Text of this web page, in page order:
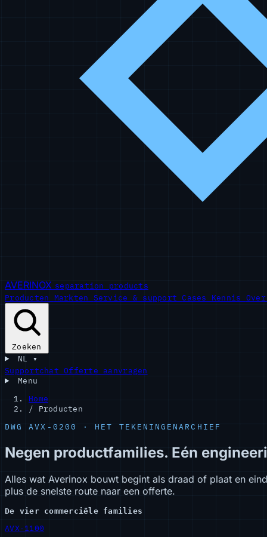
AVERINOX separation products
Producten Markten Service & support Cases Kennis
Zoeken
NL ▾
SupportchatOfferte aanvragen
Menu
Home
/
Producten
DWG AVX-0200 · HET TEKENINGENARCHIEF
Negen productfamilies. Eén
Alles wat Averinox bouwt begint als draad of plaat en
plus de snelste route naar een offerte.
De vier commerciële families
AVX-1100